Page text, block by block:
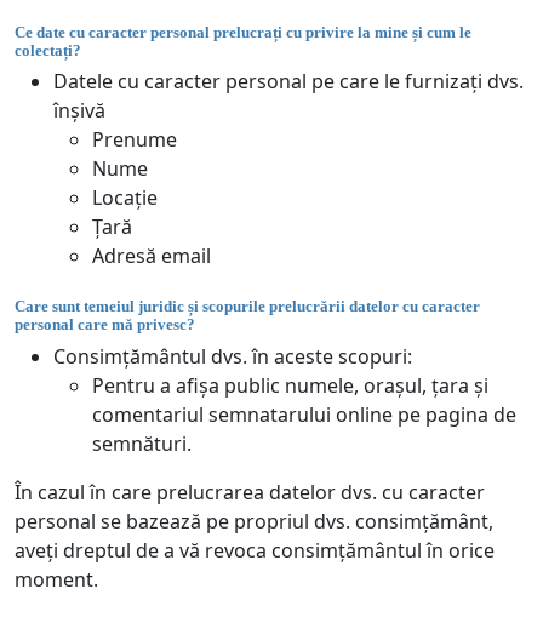
Ce date cu caracter personal prelucrați cu privire la mine și cum le
colectați?
Datele cu caracter personal pe care le furnizați dvs.
înșivă
Prenume
Nume
Locație
Țară
Adresă email
Care sunt temeiul juridic și scopurile prelucrării datelor cu caracter
personal care mă privesc?
Consimțământul dvs. în aceste scopuri:
Pentru a afișa public numele, orașul, țara și
comentariul semnatarului online pe pagina de
semnături.
În cazul în care prelucrarea datelor dvs. cu caracter
personal se bazează pe propriul dvs. consimțământ,
aveți dreptul de a vă revoca consimțământul în orice
moment.